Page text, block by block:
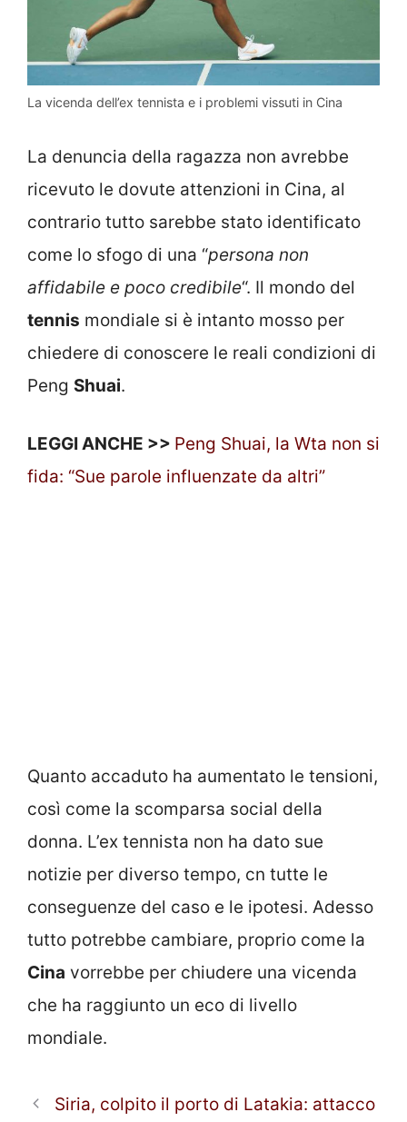
La vicenda dell’ex tennista e i problemi vissuti in Cina
La denuncia della ragazza non avrebbe
ricevuto le dovute attenzioni in Cina, al
contrario tutto sarebbe stato identificato
come lo sfogo di una “persona non
affidabile e poco credibile“. Il mondo del
tennis mondiale si è intanto mosso per
chiedere di conoscere le reali condizioni di
Peng Shuai.
LEGGI ANCHE >> Peng Shuai, la Wta non si
fida: “Sue parole influenzate da altri”
Quanto accaduto ha aumentato le tensioni,
così come la scomparsa social della
donna. L’ex tennista non ha dato sue
notizie per diverso tempo, cn tutte le
conseguenze del caso e le ipotesi. Adesso
tutto potrebbe cambiare, proprio come la
Cina vorrebbe per chiudere una vicenda
che ha raggiunto un eco di livello
mondiale.
Siria, colpito il porto di Latakia: attacco